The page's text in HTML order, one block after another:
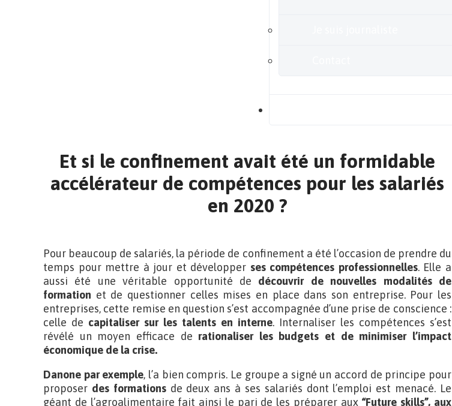
Et si le confinement avait été un formidable
accélérateur de compétences pour les salariés
en 2020 ?
Pour beaucoup de salariés, la période de confinement a été l’occasion de prendre du
temps pour mettre à jour et développer ses compétences professionnelles. Elle a
aussi été une véritable opportunité de découvrir de nouvelles modalités de
formation et de questionner celles mises en place dans son entreprise. Pour les
entreprises, cette remise en question s’est accompagnée d’une prise de conscience :
celle de capitaliser sur les talents en interne. Internaliser les compétences s’est
révélé un moyen efficace de rationaliser les budgets et de minimiser l’impact
économique de la crise.
Danone par exemple, l’a bien compris. Le groupe a signé un accord de principe pour
proposer des formationsde deux ans à ses salariés dont l’emploi est menacé. Le
géant de l’agroalimentaire fait ainsi le pari de les préparer aux “Future skills”, aux